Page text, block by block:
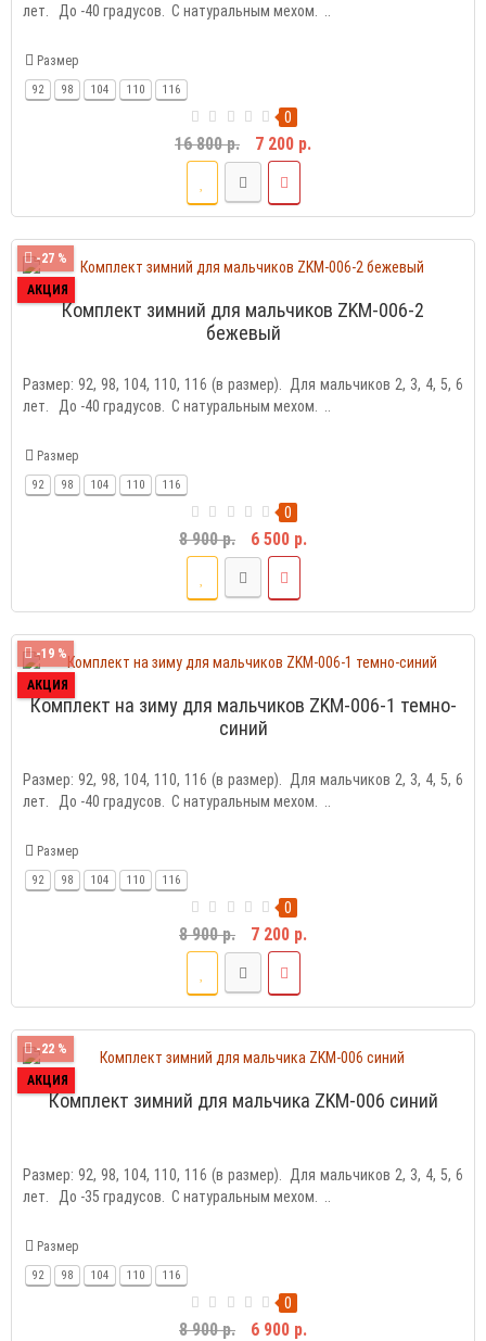
лет. До -40 градусов. С натуральным мехом. ..
Размер
92 98 104 110 116
0
16 800 р. 7 200 р.
-27 %
АКЦИЯ
Комплект зимний для мальчиков ZKM-006-2
бежевый
Размер: 92, 98, 104, 110, 116 (в размер). Для мальчиков 2, 3, 4, 5, 6
лет. До -40 градусов. С натуральным мехом. ..
Размер
92 98 104 110 116
0
8 900 р. 6 500 р.
-19 %
АКЦИЯ
Комплект на зиму для мальчиков ZKM-006-1 темно-
синий
Размер: 92, 98, 104, 110, 116 (в размер). Для мальчиков 2, 3, 4, 5, 6
лет. До -40 градусов. С натуральным мехом. ..
Размер
92 98 104 110 116
0
8 900 р. 7 200 р.
-22 %
АКЦИЯ
Комплект зимний для мальчика ZKM-006 синий
Размер: 92, 98, 104, 110, 116 (в размер). Для мальчиков 2, 3, 4, 5, 6
лет. До -35 градусов. С натуральным мехом. ..
Размер
92 98 104 110 116
0
8 900 р. 6 900 р.